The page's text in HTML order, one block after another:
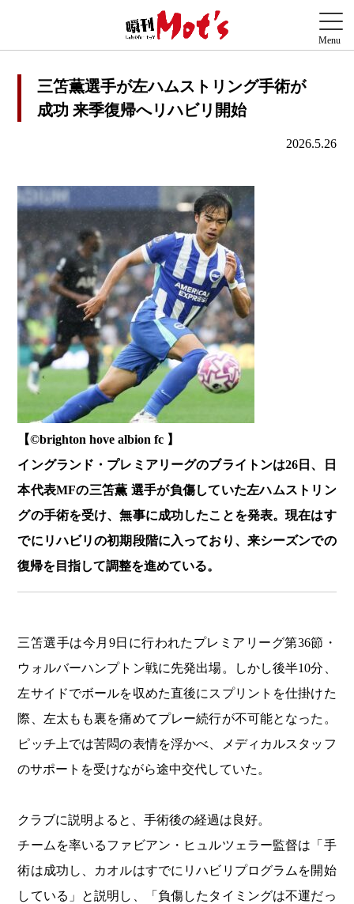
三笘薫選手が左ハムストリング手術が
成功 来季復帰へリハビリ開始
2026.5.26
【©️brighton hove albion fc 】
イングランド・プレミアリーグのブライトンは26日、日
本代表MFの三笘薫 選手が負傷していた左ハムストリン
グの手術を受け、無事に成功したことを発表。現在はす
でにリハビリの初期段階に入っており、来シーズンでの
復帰を目指して調整を進めている。
三笘選手は今月9日に行われたプレミアリーグ第36節・
ウォルバーハンプトン戦に先発出場。しかし後半10分、
左サイドでボールを収めた直後にスプリントを仕掛けた
際、左太もも裏を痛めてプレー続行が不可能となった。
ピッチ上では苦悶の表情を浮かべ、メディカルスタッフ
のサポートを受けながら途中交代していた。
クラブに説明よると、手術後の経過は良好。
チームを率いるファビアン・ヒュルツェラー監督は「手
術は成功し、カオルはすでにリハビリプログラムを開始
している」と説明し、「負傷したタイミングは不運だっ